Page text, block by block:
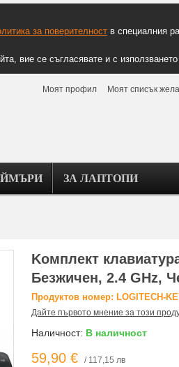
за поверителноств специалния
вие се съгласявате и с използването
Моят профил Моят списък
ЗА ЛАПТОПИ
Kомплект
Безжичен, 2.4 GHz,
Продуктов номер: LOGITECH-
Дайте първото мнение за този
Наличност: В наличност
59,90 € / 117,15 лв